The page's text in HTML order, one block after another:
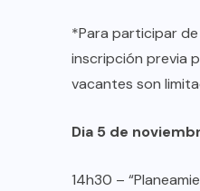
*Para participar
inscripción previa
vacantes son
Dia 5 de
14h30 –